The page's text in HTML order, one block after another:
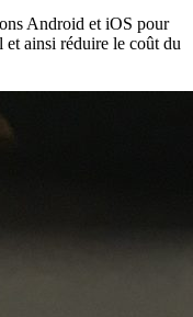
Android et iOS pour
et ainsi réduire le coût du